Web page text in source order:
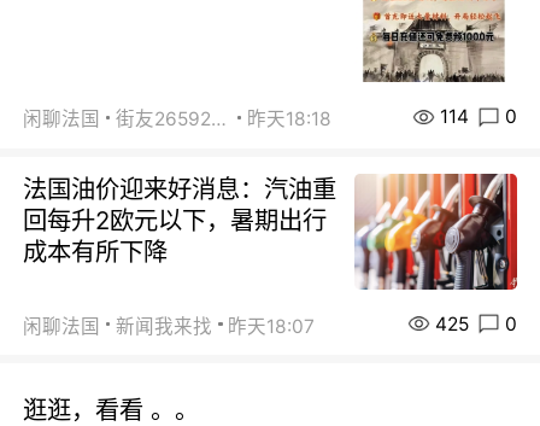
闲聊法国 街友26592800 昨天18:18 114 0
法国油价迎来好消息：汽油重
回每升2欧元以下，暑期出行
成本有所下降
闲聊法国 新闻我来找 昨天18:07 425 0
逛逛，看看 。。